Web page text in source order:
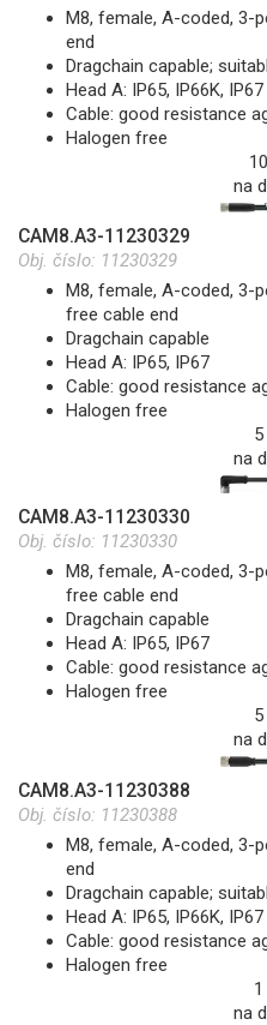
M8, female, A-coded, 3-
end
Dragchain capable;
Head A: IP65, IP66K, IP67
Cable: good resistance
Halogen free
na
CAM8.A3-11230329
Obj. číslo: 11230329
M8, female, A-coded, 3-
free cable end
Dragchain capable
Head A: IP65, IP67
Cable: good resistance
Halogen free
na
CAM8.A3-11230330
Obj. číslo: 11230330
M8, female, A-coded, 3-
free cable end
Dragchain capable
Head A: IP65, IP67
Cable: good resistance
Halogen free
na
CAM8.A3-11230388
Obj. číslo: 11230388
M8, female, A-coded, 3-
end
Dragchain capable;
Head A: IP65, IP66K, IP67
Cable: good resistance
Halogen free
na